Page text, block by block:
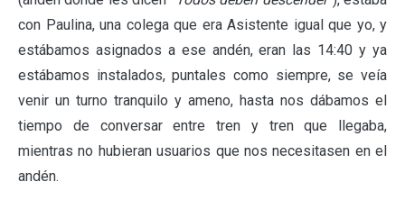
con Paulina, una colega que era Asistente igual que yo, y
estábamos asignados a ese andén, eran las 14:40 y ya
estábamos instalados, puntales como siempre, se veía
venir un turno tranquilo y ameno, hasta nos dábamos el
tiempo de conversar entre tren y tren que llegaba,
mientras no hubieran usuarios que nos necesitasen en el
andén.